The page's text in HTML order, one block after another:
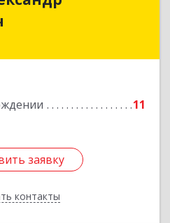
11
заявку
контакты
Подробнее
заявку